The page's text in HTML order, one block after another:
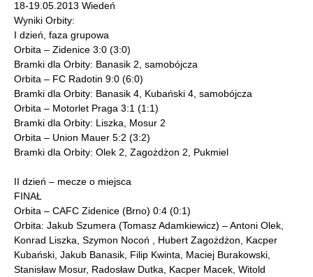
18-19.05.2013 Wiedeń
Wyniki Orbity:
I dzień, faza grupowa
Orbita – Zidenice 3:0 (3:0)
Bramki dla Orbity: Banasik 2, samobójcza
Orbita – FC Radotin 9:0 (6:0)
Bramki dla Orbity: Banasik 4, Kubański 4, samobójcza
Orbita – Motorlet Praga 3:1 (1:1)
Bramki dla Orbity: Liszka, Mosur 2
Orbita – Union Mauer 5:2 (3:2)
Bramki dla Orbity: Olek 2, Zagożdżon 2, Pukmiel
II dzień – mecze o miejsca
FINAŁ
Orbita – CAFC Zidenice (Brno) 0:4 (0:1)
Orbita: Jakub Szumera (Tomasz Adamkiewicz) – Antoni Olek,
Konrad Liszka, Szymon Nocoń , Hubert Zagożdżon, Kacper
Kubański, Jakub Banasik, Filip Kwinta, Maciej Burakowski,
Stanisław Mosur, Radosław Dutka, Kacper Macek, Witold